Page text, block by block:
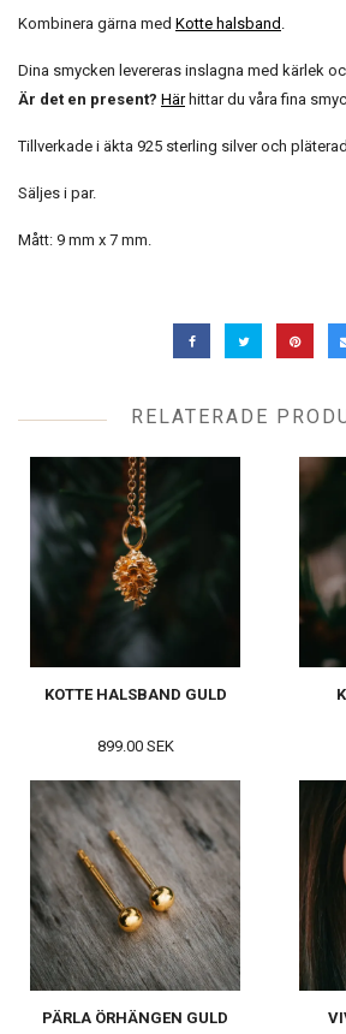
Kombinera gärna med Kotte halsband .
Dina smycken levereras inslagna med kärlek
Är det en present? Härhittar du våra fina
Tillverkade i äkta 925 sterling silver och
Säljes i par.
Mått: 9 mm x 7 mm.
RELATERADE
KOTTE HALSBAND GULD
899.00 SEK
PÄRLA ÖRHÄNGEN GULD